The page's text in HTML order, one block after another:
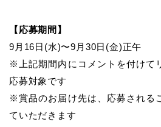
【応募期間】
9月16日(水)〜9月30日(金)正午
※上記期間内にコメントを付けて
応募対象です
※賞品のお届け先は、応募される
ていただきます